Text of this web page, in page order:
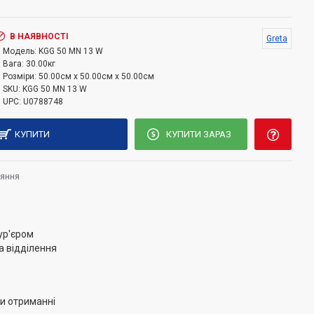
шафи. Кількість скла дверей духовки 2. Спосіб
очищення.
грати
В НАЯВНОСТІ
Модель: KGG 50 MN 13 W
Вага: 30.00кг
Розміри: 50.00см x 50.00см x 50.00см
SKU: KGG 50 MN 13 W
UPC: U0788748
Greta
КУПИТИ КУПИТИ ЗАРАЗ
відділення
отриманні